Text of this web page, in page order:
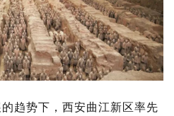
趋势下，西安曲江新区率先